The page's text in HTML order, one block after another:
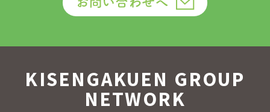
KISENGAKUEN GROUP
NETWORK